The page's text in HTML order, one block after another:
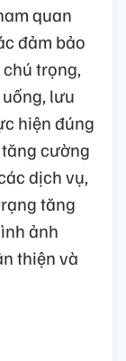
quan
đảm bảo
trọng,
lưu
hiện đúng
cường
dịch vụ,
tăng
ảnh
thiện và